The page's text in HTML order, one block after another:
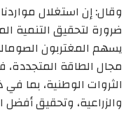
وقال: إن استغلال
ضرورة لتحقيق التنمية
يسهم المغتربون
مجال الطاقة
الثروات الوطنية، بما
والزراعية، وتحقيق أفضل